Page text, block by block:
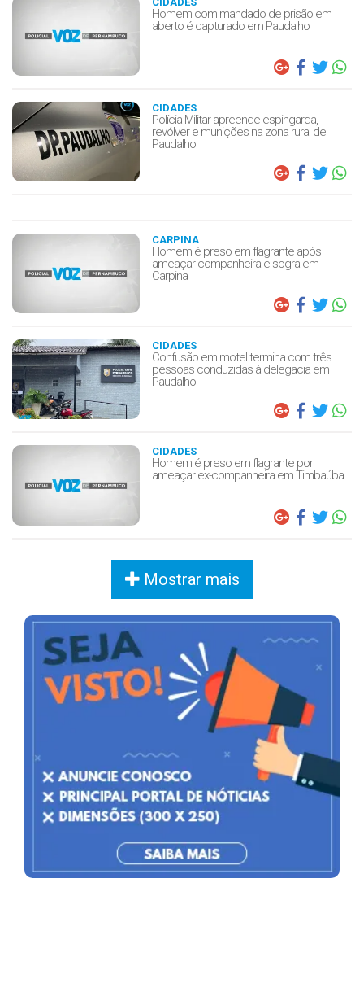
Homem com mandado de prisão em
aberto é capturado em Paudalho
CIDADES
Polícia Militar apreende espingarda,
revólver e munições na zona rural de
Paudalho
CARPINA
Homem é preso em flagrante após
ameaçar companheira e sogra em
Carpina
CIDADES
Confusão em motel termina com três
pessoas conduzidas à delegacia em
Paudalho
CIDADES
Homem é preso em flagrante por
ameaçar ex-companheira em Timbaúba
Mostrar mais